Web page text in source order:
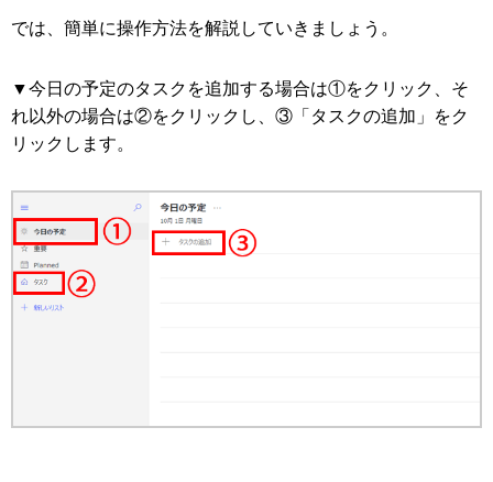
では、簡単に操作方法を解説していきましょう。
▼今日の予定のタスクを追加する場合は①をクリック、そ
れ以外の場合は②をクリックし、③「タスクの追加」をク
リックします。